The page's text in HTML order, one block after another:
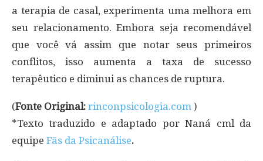
a terapia de casal, experimenta uma melhora em
seu relacionamento. Embora seja recomendável
que você vá assim que notar seus primeiros
conflitos, isso aumenta a taxa de sucesso
terapêutico e diminui as chances de ruptura.
(Fonte Original: rinconpsicologia.com )
*Texto traduzido e adaptado por Naná cml da
equipe Fãs da Psicanálise.